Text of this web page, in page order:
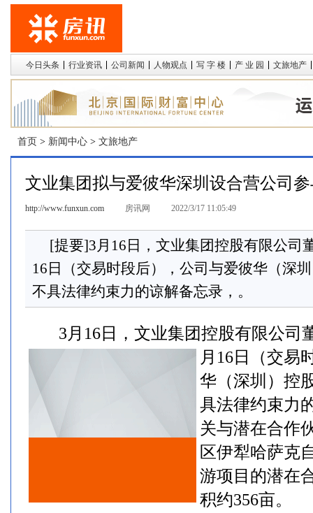
今日头条 行业资讯 公司新闻 人物观点 写 字 楼 产 业 园 文旅地产
首页 > 新闻中心 > 文旅地产
文业集团拟与爱彼华深圳设合营公司
http://www.funxun.com 房讯网 2022/3/17 11:05:49
[提要]3月16日，文业集团控股有限公司
16日（交易时段后），公司与爱彼华（深
不具法律约束力的谅解备忘录，。
3月16日，文业集团控股有限公司
月16日（交易
华（深圳）控
具法律约束力
关与潜在合作
区伊犁哈萨克
游项目的潜在
积约356亩。